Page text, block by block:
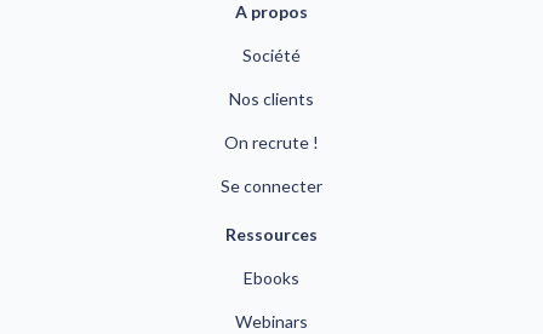
A propos
Société
Nos clients
On recrute !
Se connecter
Ressources
Ebooks
Webinars